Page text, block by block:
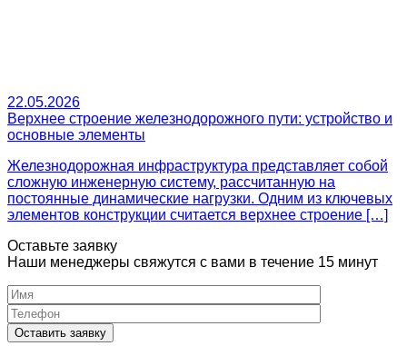
22.05.2026
Верхнее строение железнодорожного пути: устройство и
основные элементы
Железнодорожная инфраструктура представляет собой
сложную инженерную систему, рассчитанную на
постоянные динамические нагрузки. Одним из ключевых
элементов конструкции считается верхнее строение […]
Оставьте заявку
Наши менеджеры свяжутся с вами в течение 15 минут